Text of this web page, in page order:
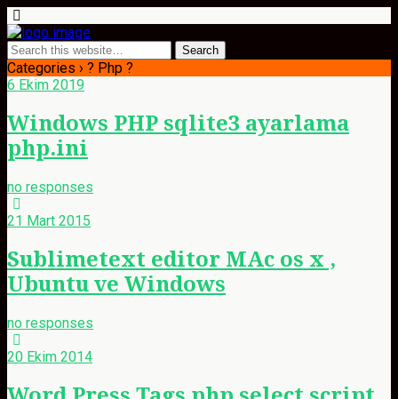
Categories › ? Php ?
6 Ekim 2019
Windows PHP sqlite3 ayarlama
php.ini
no responses
21 Mart 2015
Sublimetext editor MAc os x ,
Ubuntu ve Windows
no responses
20 Ekim 2014